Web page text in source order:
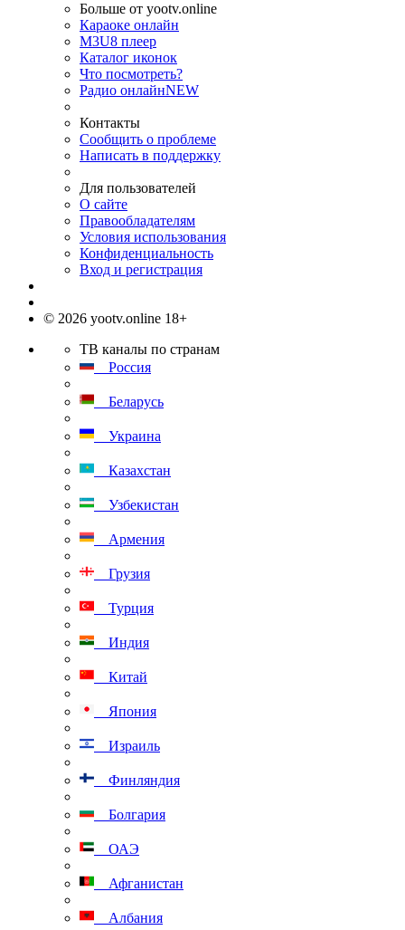
Больше от yootv.online
Караоке онлайн
M3U8 плеер
Каталог иконок
Что посмотреть?
Радио онлайнNEW
Контакты
Сообщить о проблеме
Написать в поддержку
Для пользователей
О сайте
Правообладателям
Условия использования
Конфиденциальность
Вход и регистрация
© 2026 yootv.online 18+
ТВ каналы по странам
Россия
Беларусь
Украина
Казахстан
Узбекистан
Армения
Грузия
Турция
Индия
Китай
Япония
Израиль
Финляндия
Болгария
ОАЭ
Афганистан
Албания